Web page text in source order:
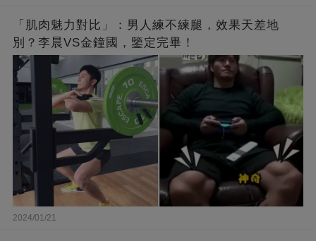
「肌肉魅力對比」：男人練不練腿，效果天差地
別？李晨VS金鐘國，鑒定完畢！
2024/01/21